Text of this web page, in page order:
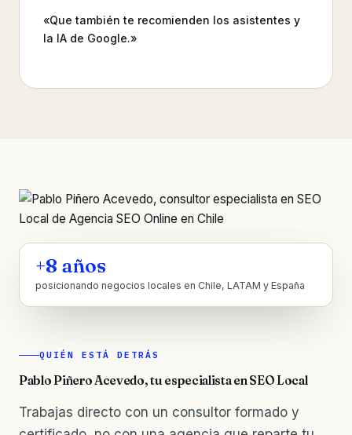
«Que también te recomienden los asistentes y
la IA de Google.»
+8 años
posicionando negocios locales en Chile, LATAM y España
QUIÉN ESTÁ DETRÁS
Pablo Piñero Acevedo, tu especialista en SEO Local
Trabajas directo con un consultor formado y